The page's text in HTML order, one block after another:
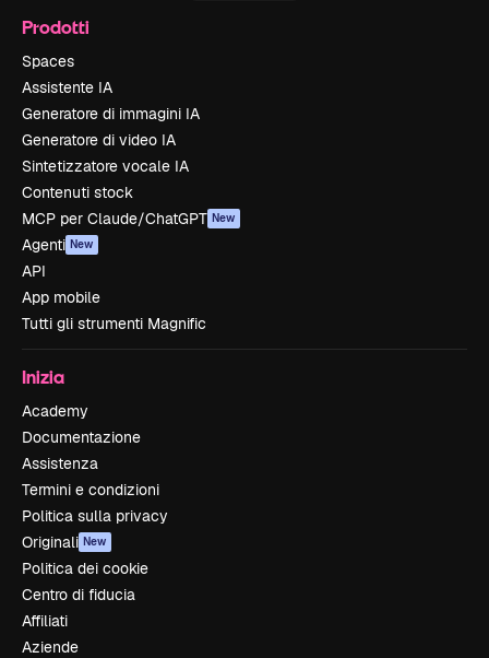
Prodotti
Spaces
Assistente IA
Generatore di immagini IA
Generatore di video IA
Sintetizzatore vocale IA
Contenuti stock
MCP per Claude/ChatGPT New
Agenti New
API
App mobile
Tutti gli strumenti Magnific
Inizia
Academy
Documentazione
Assistenza
Termini e condizioni
Politica sulla privacy
Originali New
Politica dei cookie
Centro di fiducia
Affiliati
Aziende